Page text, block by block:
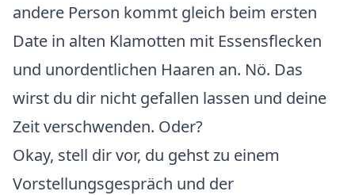
andere Person kommt gleich beim ersten
Date in alten Klamotten mit Essensflecken
und unordentlichen Haaren an. Nö. Das
wirst du dir nicht gefallen lassen und deine
Zeit verschwenden. Oder?
Okay, stell dir vor, du gehst zu einem
Vorstellungsgespräch und der